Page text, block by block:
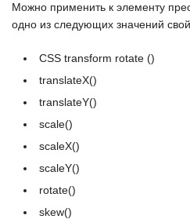
Можно применить к элементу
одно из следующих значений
CSS transform rotate ()
translateX()
translateY()
scale()
scaleX()
scaleY()
rotate()
skew()